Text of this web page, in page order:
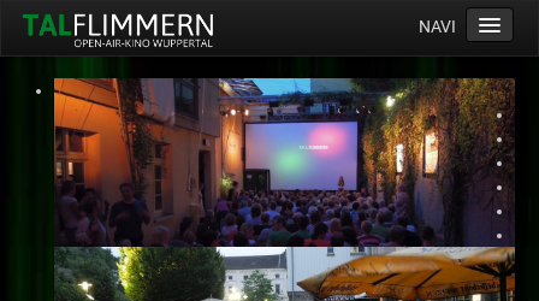
NAVI
Home
Programm
Service
Ticketinfos
Ort
Anreise